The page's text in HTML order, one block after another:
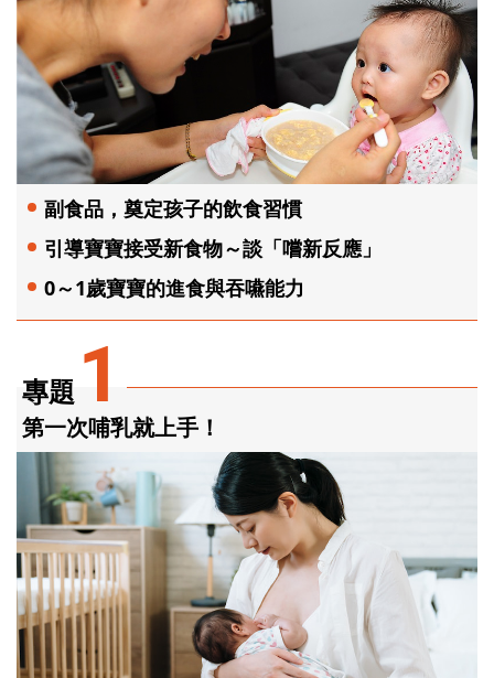
專題 1
第一次哺乳就上手！
副食品，奠定孩子的飲食習慣
引導寶寶接受新食物～談「嚐新反應」
0～1歲寶寶的進食與吞嚥能力